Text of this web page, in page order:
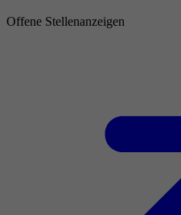
Offene Stellenanzeigen